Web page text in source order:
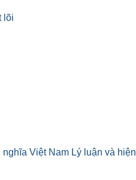
lõi
Việt Nam Lý luận và